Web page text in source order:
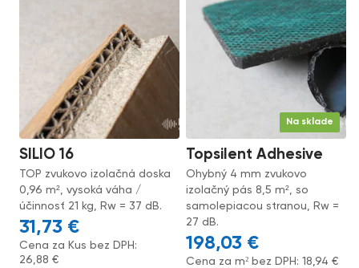
SILIO 16
TOP zvukovo izolačná doska
0,96 m², vysoká váha /
účinnosť 21 kg, Rw = 37 dB.
31,73 €
Cena za Kus bez DPH:
26,88€
Na sklade
Topsilent Adhesive
Ohybný 4 mm zvukovo
izolačný pás 8,5 m², so
samolepiacou stranou, Rw =
27 dB.
198,03 €
Cena za m² bez DPH:18,94€